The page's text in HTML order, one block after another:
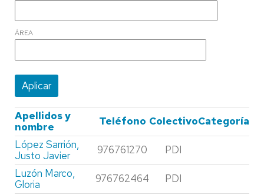
ÁREA
Apellidos y
nombre
Teléfono ColectivoCategoría
López Sarrión,
Justo Javier
976761270
PDI
Luzón Marco,
Gloria
976762464
PDI